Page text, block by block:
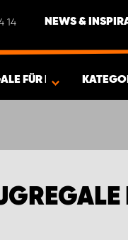
14 NEWS &
FÜR FIAT